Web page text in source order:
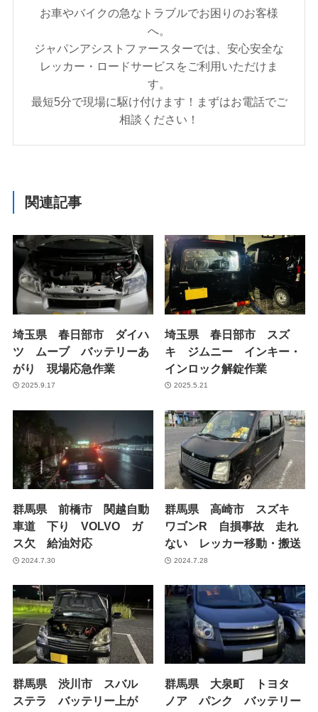
お車やバイクの急なトラブルでお困りのお客様
へ。
ジャパンアシストファースターでは、安心安全な
レッカー・ロードサービスをご利用いただけま
す。
最短5分で現場に駆け付けます！まずはお電話でご
相談ください！
関連記事
埼玉県 春日部市 ダイハ
ツ ムーブ バッテリーあ
がり 現場応急作業
2025.9.17
埼玉県 春日部市 スズ
キ ジムニー インキー・
インロック解錠作業
2025.5.21
群馬県 前橋市 関越自動
車道 下り VOLVO ガ
ス欠 給油対応
2024.7.30
群馬県 高崎市 スズキ
ワゴンR 自損事故 走れ
ない レッカー移動・搬送
2024.7.28
群馬県 渋川市 スバル
ステラ バッテリー上が
群馬県 大泉町 トヨタ
ノア パンク バッテリー